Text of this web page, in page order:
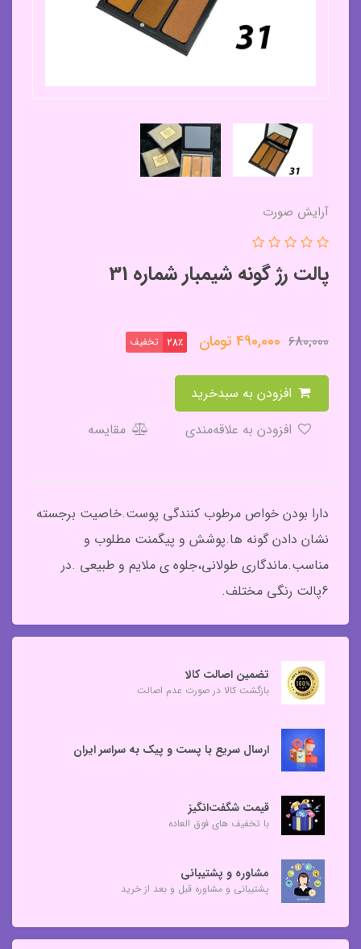
آرایش صورت
پالت رژ گونه شیمبار شماره 31
680,000
490,000تومان 28٪ تخفیف
مقایسه
دارا بودن خواص مرطوب کنندگی پوست.خاصیت برجسته
نشان دادن گونه ها.پوشش و پیگمنت مطلوب و
مناسب.ماندگاری طولانی،جلوه ی ملایم و طبیعی .در
6پالت رنگی مختلف.
تضمین اصالت کالا
بازگشت کالا در صورت عدم اصالت
ارسال سریع با پست و پیک به سراسر ایران
قیمت شگفت‌انگیز
با تخفیف های فوق العاده
مشاوره و پشتیبانی
پشتیبانی و مشاوره قبل و بعد از خرید